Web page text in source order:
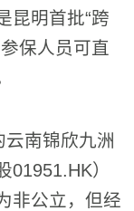
昆明首批“跨
保人员可直
南锦欣九洲
01951.HK）
非公立，但经